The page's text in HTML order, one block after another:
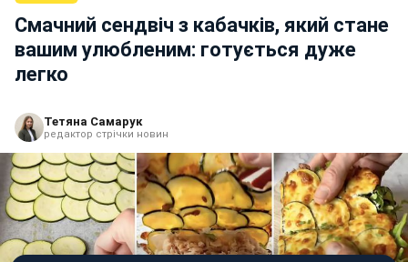
Смачний сендвіч з кабачків, який стане
вашим улюбленим: готується дуже
легко
Тетяна Самарук
редактор стрічки новин